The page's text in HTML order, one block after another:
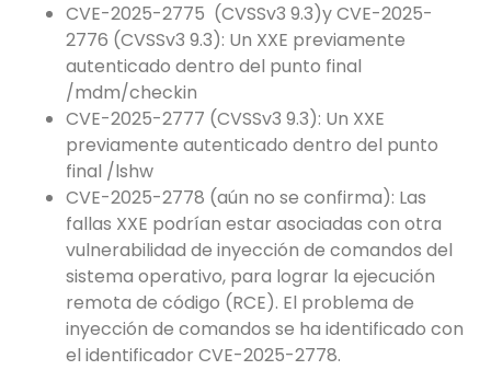
CVE-2025-2775 (CVSSv3 9.3)y CVE-2025-
2776 (CVSSv3 9.3): Un XXE previamente
autenticado dentro del punto final
/mdm/checkin
CVE-2025-2777 (CVSSv3 9.3): Un XXE
previamente autenticado dentro del punto
final /lshw
CVE-2025-2778 (aún no se confirma): Las
fallas XXE podrían estar asociadas con otra
vulnerabilidad de inyección de comandos del
sistema operativo, para lograr la ejecución
remota de código (RCE). El problema de
inyección de comandos se ha identificado con
el identificador CVE-2025-2778.